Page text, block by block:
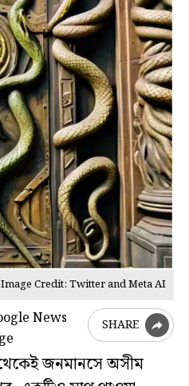
Image Credit: Twitter and Meta AI
SHARE
জনমানসে অসীম